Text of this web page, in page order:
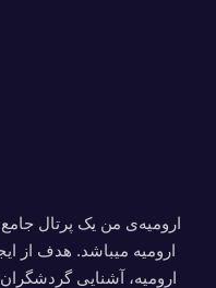
ارومیه‌ی من یک پرتال
ارومیه میباشد. هدف از
ارومیه، آشنایی